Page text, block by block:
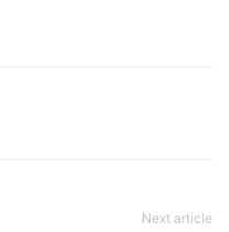
Next article